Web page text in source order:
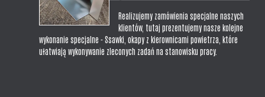
Realizujemy zamówienia specjalne naszych
klientów, tutaj prezentujemy nasze kolejne
wykonanie specjalne - Ssawki, okapy z kierownicami powietrza, które
ułatwiają wykonywanie zleconych zadań na stanowisku pracy.